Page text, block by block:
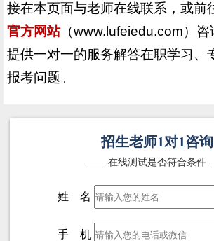
接在本页面与老师在线联系，或前
官方网站（www.lufeiedu.com）咨
提供一对一的服务解答在职学习、
报考问题。
招生老师1对1咨询
—— 在线测试是否符合条
姓 名
手 机